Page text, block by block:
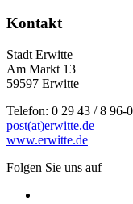
Kontakt
Stadt Erwitte
Am Markt 13
59597 Erwitte
Telefon: 0 29 43 / 8 96-0
post(at)erwitte.de
www.erwitte.de
Folgen Sie uns auf